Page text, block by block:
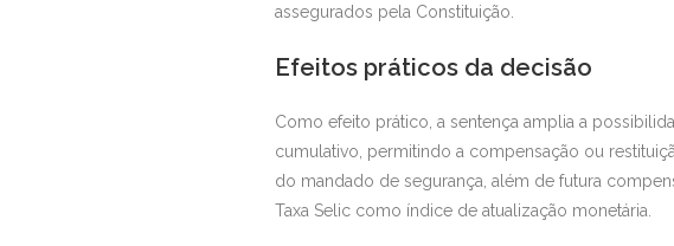
assegurados pela Constituição.
Efeitos práticos da decisão
Como efeito prático, a sentença amplia a
cumulativo, permitindo a compensação ou
do mandado de segurança, além de futura
Taxa Selic como índice de atualização monetária.